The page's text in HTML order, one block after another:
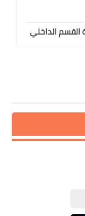
القسم الداخلي